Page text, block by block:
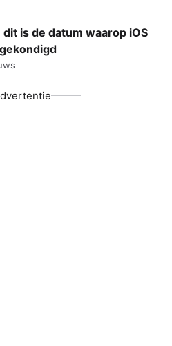
dit is de datum waarop iOS